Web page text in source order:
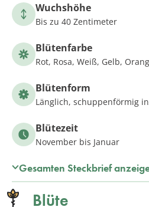
Wuchshöhe
Bis zu 40 Zentimeter
Blütenfarbe
Rot, Rosa, Weiß, Gelb,
Blütenform
Länglich, schuppenförmig
Blütezeit
November bis Januar
Gesamten Steckbrief
Blüte